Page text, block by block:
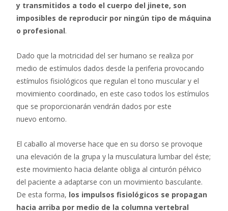
y transmitidos a todo el cuerpo del jinete, son
imposibles de reproducir por ningún tipo de máquina
o profesional.
Dado que la motricidad del ser humano se realiza por
medio de estímulos dados desde la periferia provocando
estímulos fisiológicos que regulan el tono muscular y el
movimiento coordinado, en este caso todos los estímulos
que se proporcionarán vendrán dados por este
nuevo entorno.
El caballo al moverse hace que en su dorso se provoque
una elevación de la grupa y la musculatura lumbar del éste;
este movimiento hacia delante obliga al cinturón pélvico
del paciente a adaptarse con un movimiento basculante.
De esta forma, los impulsos fisiológicos se propagan
hacia arriba por medio de la columna vertebral